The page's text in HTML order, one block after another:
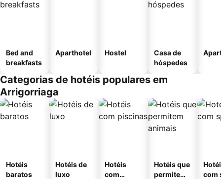
Bed and
breakfasts
Aparthotel Hostel
Casa de
hóspedes
Categorias de hotéis populares em
Arrigorriaga
Hotéis
baratos
Hotéis de
luxo
Hotéis
com
Hotéis que
permitem
com